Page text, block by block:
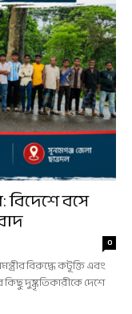
বিদেশে বসে
0
বিরুদ্ধে কটূক্তি এবং
দুষ্কৃতিকারীকে দেশে